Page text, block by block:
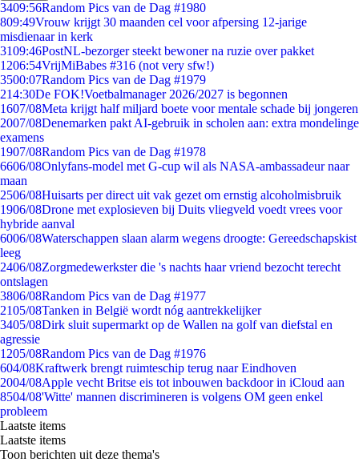
3409:56Random Pics van de Dag #1980
809:49Vrouw krijgt 30 maanden cel voor afpersing 12-jarige
misdienaar in kerk
3109:46PostNL-bezorger steekt bewoner na ruzie over pakket
1206:54VrijMiBabes #316 (not very sfw!)
3500:07Random Pics van de Dag #1979
214:30De FOK!Voetbalmanager 2026/2027 is begonnen
1607/08Meta krijgt half miljard boete voor mentale schade bij jongeren
2007/08Denemarken pakt AI-gebruik in scholen aan: extra mondelinge
examens
1907/08Random Pics van de Dag #1978
6606/08Onlyfans-model met G-cup wil als NASA-ambassadeur naar
maan
2506/08Huisarts per direct uit vak gezet om ernstig alcoholmisbruik
1906/08Drone met explosieven bij Duits vliegveld voedt vrees voor
hybride aanval
6006/08Waterschappen slaan alarm wegens droogte: Gereedschapskist
leeg
2406/08Zorgmedewerkster die 's nachts haar vriend bezocht terecht
ontslagen
3806/08Random Pics van de Dag #1977
2105/08Tanken in België wordt nóg aantrekkelijker
3405/08Dirk sluit supermarkt op de Wallen na golf van diefstal en
agressie
1205/08Random Pics van de Dag #1976
604/08Kraftwerk brengt ruimteschip terug naar Eindhoven
2004/08Apple vecht Britse eis tot inbouwen backdoor in iCloud aan
8504/08'Witte' mannen discrimineren is volgens OM geen enkel
probleem
Laatste items
Laatste items
Toon berichten uit deze thema's